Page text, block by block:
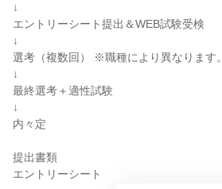
↓
エントリーシート提出＆WEB試験受検
↓
選考（複数回） ※職種により異なります。
↓
最終選考＋適性試験
↓
内々定
提出書類
エントリーシート